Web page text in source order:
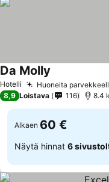
Hotelli Huoneita
Da Molly
8,9 Loistava 116 8.4
Alkaen 60 €
Näytä hinnat 6